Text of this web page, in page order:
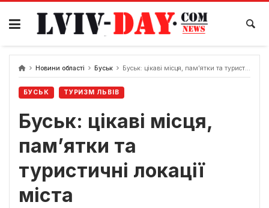
Skip
content
Новини області Буськ Буськ: цікаві місця, пам’ятки та туристичні локації міста
БУСЬК ТУРИЗМ ЛЬВІВ
Буськ: цікаві місця,
пам’ятки та
туристичні локації
міста